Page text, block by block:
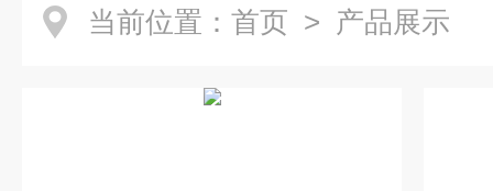
当前位置： 首页 > 产品展示